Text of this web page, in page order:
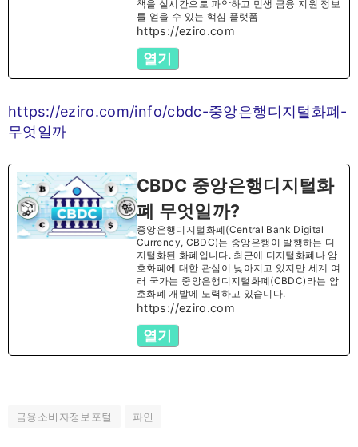
책을 실시간으로 파악하고 민생 금융 지원 정보
를 얻을 수 있는 핵심 플랫폼
https://eziro.com
열기
https://eziro.com/info/cbdc-중앙은행디지털화폐-
무엇일까
CBDC 중앙은행디지털화
폐 무엇일까?
중앙은행디지털화폐(Central Bank Digital
Currency, CBDC)는 중앙은행이 발행하는 디
지털화된 화폐입니다. 최근에 디지털화폐나 암
호화폐에 대한 관심이 낮아지고 있지만 세계 여
러 국가는 중앙은행디지털화폐(CBDC)라는 암
호화폐 개발에 노력하고 있습니다.
https://eziro.com
열기
금융소비자정보포털 파인